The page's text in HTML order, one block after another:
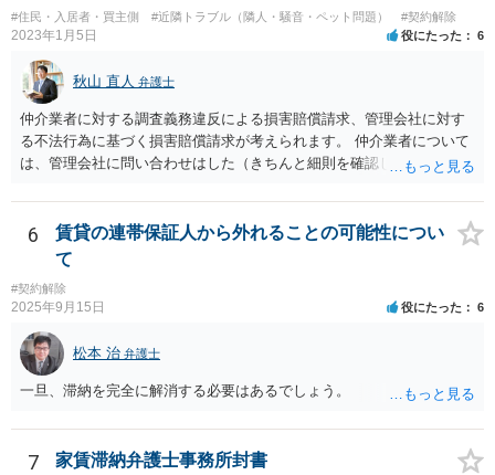
ませんよね。ご相談者様のケースでは、こうした資料が示されていな
いと思われることと、１０％が相当がどうかが分からないので、「不
相当」という判断ができないから賃料増額には応じないという主張が
できます。 なお、賃貸借契約書には「家賃の変更は貸主・借主間の合
意の上で行う」という特約があるとのことですが、最高裁判例（S56.
4.20）では、このような特約があっても協議を経ない増額請求も有効
とされているため（本当に賃料が不相当であれば特約に拘束されるの
は不合理だからという考え方です。「契約条件にかかわらず」とはそ
いう理論になると思います。 そして、法律上、増額協議が整わない場
合、増額を正当とする判決が確定するまでは相当な賃料（※現在の賃
なら受け取らない」などと言った場合は、最寄りの法務局に現在の賃
がありますので、注意が必要です。
#住民・入居者・買主側 #近隣トラブル（隣人・騒音・ペット問題） #契約解除
2023年1月5日 役にたった 6
秋山 直人 弁護士
仲介業者に対する調査義務違反による損害賠償請求、管理会社に対す
る不法行為に基づく損害賠償請求が考えられます。 仲介業者について
は、管理会社に問い合わせはした（きちんと細則を確認しなかった管
の間には直接の契約関係がないので、管理会社からは、ご相談者様に
対して義務を負っていないという反論が予想されます。 そのため、両
方に請求してくのが良いのではと思います。 損害の範囲はなかなか難
しいところですが、リフォーム工事をキャンセルしてキャンセル料が
発生しているということですので、当該キャンセル料を請求すること
が考えられます。また、きちんと説明を受けていればそもそも売買契
約をしなかったとして、仲介手数料や登記費用も損害であるとして賠
償請求することが考えられます。
6
賃貸の連帯保証人から外れることの可能性につい
て
#契約解除
2025年9月15日 役にたった 6
松本 治 弁護士
一旦、滞納を完全に解消する必要はあるでしょう。
7 家賃滞納弁護士事務所封書